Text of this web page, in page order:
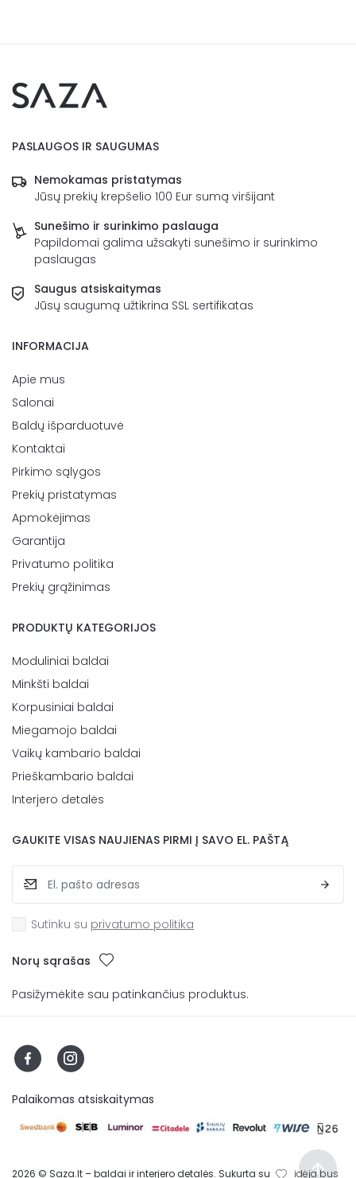
PASLAUGOS IR SAUGUMAS
Nemokamas pristatymas
Jūsų prekių krepšelio 100 Eur sumą viršijant
Sunešimo ir surinkimo paslauga
Papildomai galima užsakyti sunešimo ir surinkimo
paslaugas
Saugus atsiskaitymas
Jūsų saugumą užtikrina SSL sertifikatas
INFORMACIJA
Apie mus
Salonai
Baldų išparduotuvė
Kontaktai
Pirkimo sąlygos
Prekių pristatymas
Apmokėjimas
Garantija
Privatumo politika
Prekių grąžinimas
PRODUKTŲ KATEGORIJOS
Moduliniai baldai
Minkšti baldai
Korpusiniai baldai
Miegamojo baldai
Vaikų kambario baldai
Prieškambario baldai
Interjero detalės
GAUKITE VISAS NAUJIENAS PIRMI Į SAVO EL. PAŠTĄ
Sutinku su privatumo politika
Norų sąrašas
Pasižymėkite sau patinkančius produktus.
Palaikomas atsiskaitymas
2026 © Saza.lt – baldai ir interjero detalės. Sukurta su idėja bus